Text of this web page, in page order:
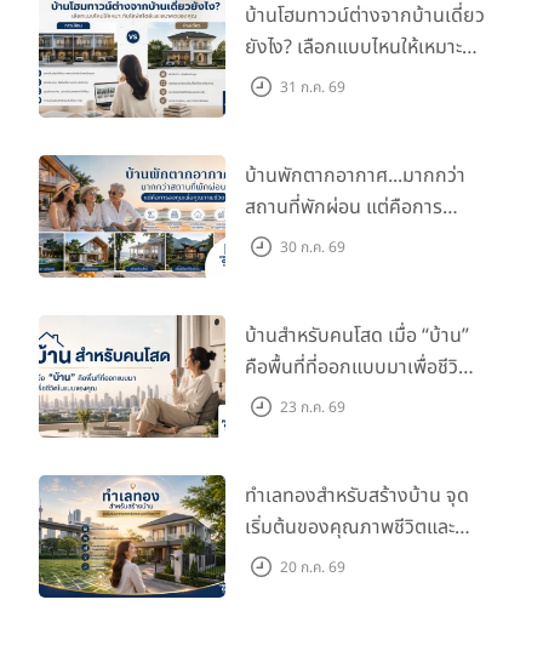
บ้านโฮมทาวน์ต่างจากบ้านเดี่ยว
ยังไง? เลือกแบบไหนให้เหมาะ
กับไลฟ์สไตล์และอนาคตของ
31 ก.ค. 69
บ้านพักตากอากาศ...มากกว่า
สถานที่พักผ่อน แต่คือการ
ลงทุนเพื่อคุณภาพชีวิต
30 ก.ค. 69
บ้านสำหรับคนโสด เมื่อ “บ้าน”
คือพื้นที่ที่ออกแบบมาเพื่อชีวิต
ในแบบของคุณ
23 ก.ค. 69
ทำเลทองสำหรับสร้างบ้าน จุด
เริ่มต้นของคุณภาพชีวิตและ
มูลค่าในอนาคต
20 ก.ค. 69